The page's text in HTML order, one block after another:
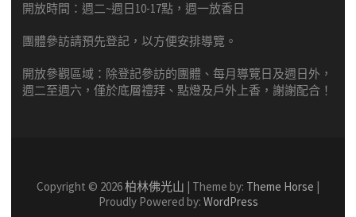
開放時間 ： 週二~週日 10-17點， 週一放香日
團體參訪請預先登記，以方便安排導覽 。
開放參觀區域： 除登記參訪的團體、每月導覽日及週日外，
週二至週六，僅於底層禮拜、點燈及戶外上香，謝謝配合！
Copyright © 2026柏林佛光山 | Theme by: Theme Horse
Proudly Powered by: WordPress